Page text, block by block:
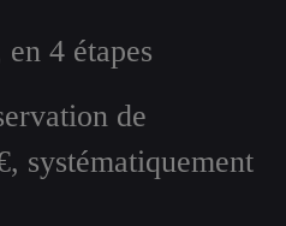
4 étapes
de
systématiquement